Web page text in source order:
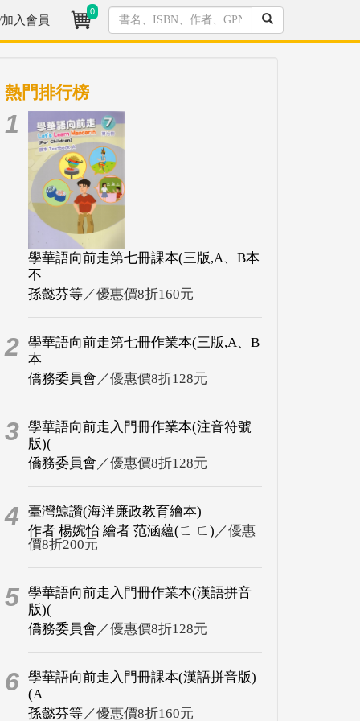
入會員
0
熱門排行榜
1
學華語向前走第七冊課本(三版,A、B本
不
孫懿芬等／優惠價8折160元
2 學華語向前走第七冊作業本(三版,A、B
本
僑務委員會 ／優惠價8折128元
3 學華語向前走入門冊作業本(注音符號
版)(
僑務委員會 ／優惠價8折128元
4
臺灣鯨讚(海洋廉政教育繪本)
作者 楊婉怡 繪者 范涵蘊(ㄈ ㄈ) ／優惠
價8折200元
5 學華語向前走入門冊作業本(漢語拼音
版)(
僑務委員會 ／優惠價8折128元
6 學華語向前走入門冊課本(漢語拼音版)
(A
孫懿芬等／優惠價8折160元